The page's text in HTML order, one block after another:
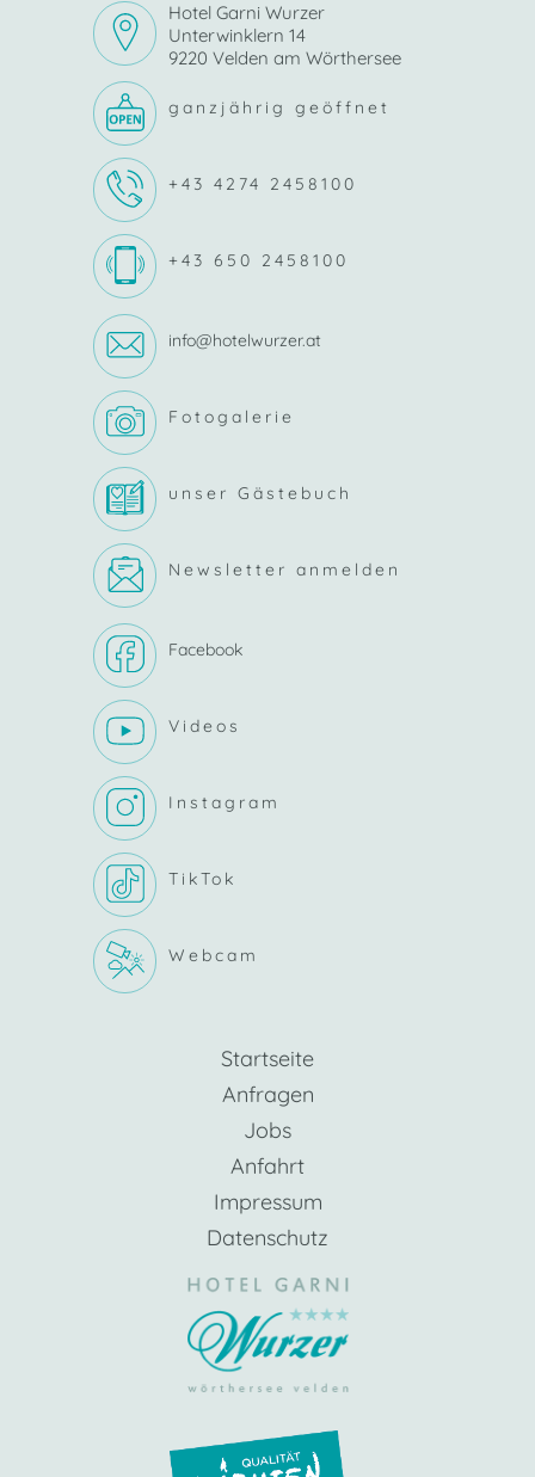
Hotel Garni Wurzer
Unterwinklern 14
9220 Velden am Wörthersee
ganzjährig geöffnet
+43 4274 2458100
+43 650 2458100
info@hotelwurzer.at
Fotogalerie
unser Gästebuch
Newsletter anmelden
Facebook
Videos
Instagram
TikTok
Webcam
Startseite
Anfragen
Jobs
Anfahrt
Impressum
Datenschutz